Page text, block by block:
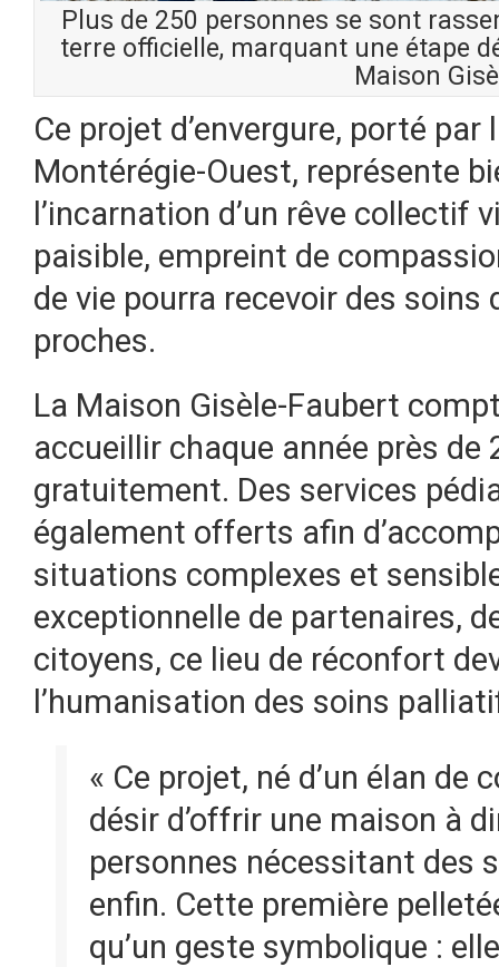
Plus de 250 personnes se sont
terre officielle, marquant une étape
Maison
Ce projet d’envergure, porté
Montérégie-Ouest, représente
l’incarnation d’un rêve
paisible, empreint de
de vie pourra recevoir des soins
proches.
La Maison Gisèle-Faubert
accueillir chaque année près
gratuitement. Des services
également offerts afin
situations complexes et
exceptionnelle de partenaires,
citoyens, ce lieu de réconfort
l’humanisation des soins
« Ce projet, né d’un élan de
désir d’offrir une maison à
personnes nécessitant des
enfin. Cette première
qu’un geste symbolique :